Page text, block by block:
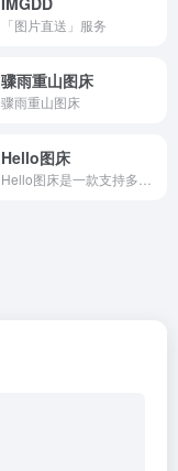
「图片直送」服务
骤雨重山图床
骤雨重山图床
Hello图床